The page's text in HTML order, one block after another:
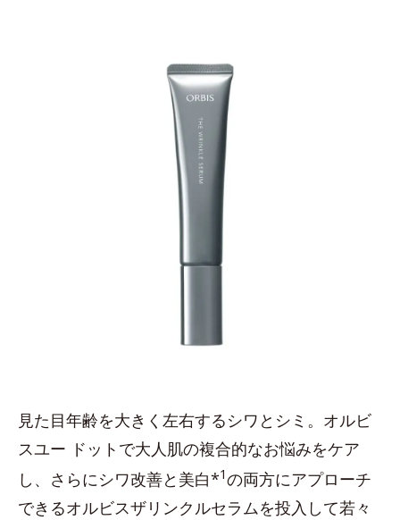
見た目年齢を大きく左右するシワとシミ。オルビ
スユー ドットで大人肌の複合的なお悩みをケア
し、さらにシワ改善と美白*1の両方にアプローチ
できるオルビスザリンクルセラムを投入して若々